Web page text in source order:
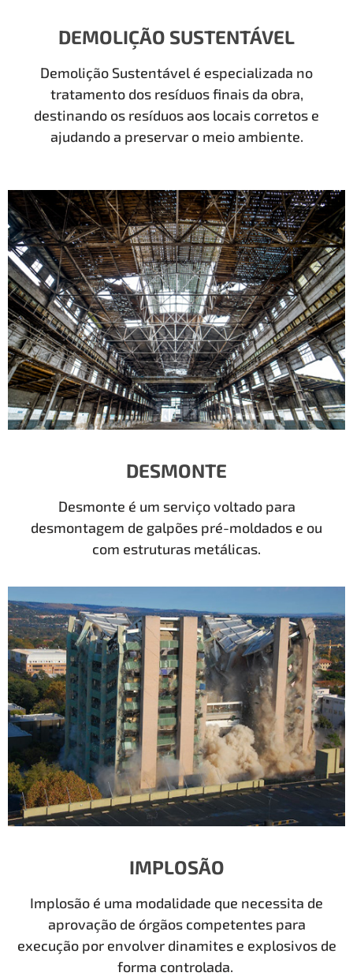
DEMOLIÇÃO SUSTENTÁVEL
Demolição Sustentável é especializada no
tratamento dos resíduos finais da obra,
destinando os resíduos aos locais corretos e
ajudando a preservar o meio ambiente.
DESMONTE
Desmonte é um serviço voltado para
desmontagem de galpões pré-moldados e ou
com estruturas metálicas.
IMPLOSÃO
Implosão é uma modalidade que necessita de
aprovação de órgãos competentes para
execução por envolver dinamites e explosivos de
forma controlada.